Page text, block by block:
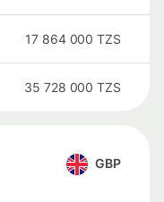
17 864 000 TZS
35 728 000 TZS
GBP